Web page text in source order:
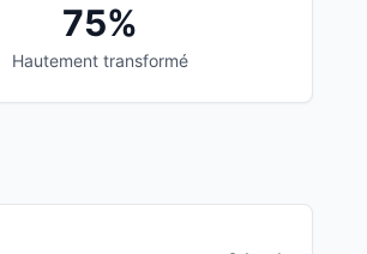
75%
Hautement transformé